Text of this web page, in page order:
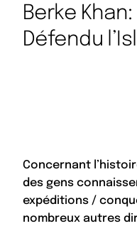
Berke
Défendu
Concernant
des gens
expéditions /
nombreux autres